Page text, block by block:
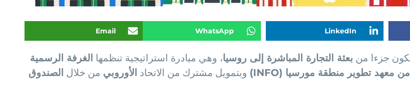
LinkedIn
WhatsApp
Email
بعثة التجارة المباشرة إلى روسيا، وهي مبادرة استراتيجية تنظمها الغرفة الرسمية
من معهد تطوير منطقة مورسيا (INFO) وبتمويل مشترك من الاتحاد الأوروبي من خلال الصندوق